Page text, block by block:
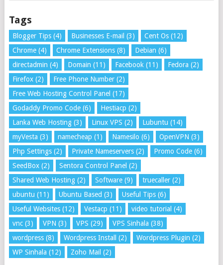
Tags
Blogger Tips(4) Businesses E-mail (3) Cent Os(12)
Chrome(4) Chrome Extensions(8) Debian (6)
directadmin (4) Domain (11) Facebook (11) Fedora (2)
Firefox(2) Free Phone Number(2)
Free Web Hosting Control Panel (17)
Godaddy Promo Code(6) Hestiacp (2)
Lanka Web Hosting(3) Linux VPS (2) Lubuntu (14)
myVesta (3) namecheap (1) Namesilo (6) OpenVPN (3)
Php Settings(2) Private Nameservers(2) Promo Code(6)
SeedBox(2) Sentora Control Panel (2)
Shared Web Hosting(2) Software(9) truecaller(2)
ubuntu (11) Ubuntu Based (3) Useful Tips(6)
Useful Websites(12) Vestacp (11) video tutorial (4)
vnc(3) VPN (3) VPS (29) VPS Sinhala (38)
wordpress(8) Wordpress Install (2) Wordpress Plugin (2)
WP Sinhala (12) Zoho Mail (2)